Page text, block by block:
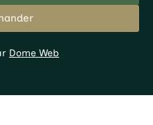
Dome Web